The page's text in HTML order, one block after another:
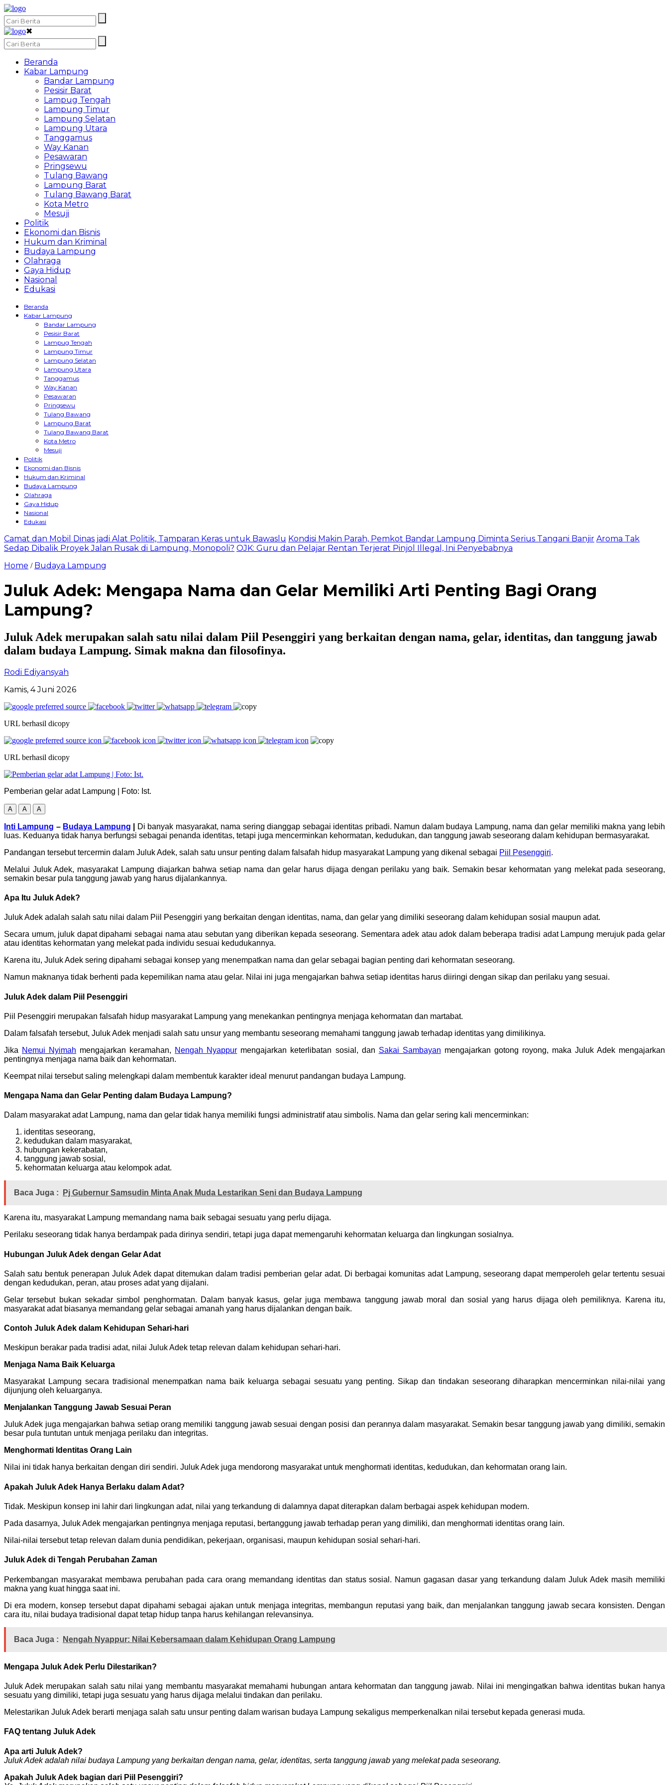
✖
Beranda
Kabar Lampung
Bandar Lampung
Pesisir Barat
Lampug Tengah
Lampung Timur
Lampung Selatan
Lampung Utara
Tanggamus
Way Kanan
Pesawaran
Pringsewu
Tulang Bawang
Lampung Barat
Tulang Bawang Barat
Kota Metro
Mesuji
Politik
Ekonomi dan Bisnis
Hukum dan Kriminal
Budaya Lampung
Olahraga
Gaya Hidup
Nasional
Edukasi
Beranda
Kabar Lampung
Bandar Lampung
Pesisir Barat
Lampug Tengah
Lampung Timur
Lampung Selatan
Lampung Utara
Tanggamus
Way Kanan
Pesawaran
Pringsewu
Tulang Bawang
Lampung Barat
Tulang Bawang Barat
Kota Metro
Mesuji
Politik
Ekonomi dan Bisnis
Hukum dan Kriminal
Budaya Lampung
Olahraga
Gaya Hidup
Nasional
Edukasi
Camat dan Mobil Dinas jadi Alat Politik, Tamparan Keras untuk Bawaslu Kondisi Makin Parah, Pemkot Bandar Lampung Diminta Serius Tangani Banjir Aroma Tak
Sedap Dibalik Proyek Jalan Rusak di Lampung, Monopoli? OJK: Guru dan Pelajar Rentan Terjerat Pinjol Illegal, Ini Penyebabnya
Home / Budaya Lampung
Juluk Adek: Mengapa Nama dan Gelar Memiliki Arti Penting Bagi Orang
Lampung?
Juluk Adek merupakan salah satu nilai dalam Piil Pesenggiri yang berkaitan dengan nama, gelar, identitas, dan tanggung jawab
dalam budaya Lampung. Simak makna dan filosofinya.
Rodi Ediyansyah
Kamis, 4 Juni 2026
URL berhasil dicopy
URL berhasil dicopy
Pemberian gelar adat Lampung | Foto: Ist.
A A A
Inti Lampung – Budaya Lampung
Di banyak masyarakat, nama sering dianggap sebagai identitas pribadi. Namun dalam budaya Lampung, nama dan gelar memiliki makna yang lebih
luas. Keduanya tidak hanya berfungsi sebagai penanda identitas, tetapi juga mencerminkan kehormatan, kedudukan, dan tanggung jawab seseorang dalam kehidupan bermasyarakat.
Pandangan tersebut tercermin dalam Juluk Adek, salah satu unsur penting dalam falsafah hidup masyarakat Lampung yang dikenal sebagai Piil Pesenggiri.
Melalui Juluk Adek, masyarakat Lampung diajarkan bahwa setiap nama dan gelar harus dijaga dengan perilaku yang baik. Semakin besar kehormatan yang melekat pada seseorang,
semakin besar pula tanggung jawab yang harus dijalankannya.
Apa Itu Juluk Adek?
Juluk Adek adalah salah satu nilai dalam Piil Pesenggiri yang berkaitan dengan identitas, nama, dan gelar yang dimiliki seseorang dalam kehidupan sosial maupun adat.
Secara umum, juluk dapat dipahami sebagai nama atau sebutan yang diberikan kepada seseorang. Sementara adek atau adok dalam beberapa tradisi adat Lampung merujuk pada gelar
atau identitas kehormatan yang melekat pada individu sesuai kedudukannya.
Karena itu, Juluk Adek sering dipahami sebagai konsep yang menempatkan nama dan gelar sebagai bagian penting dari kehormatan seseorang.
Namun maknanya tidak berhenti pada kepemilikan nama atau gelar. Nilai ini juga mengajarkan bahwa setiap identitas harus diiringi dengan sikap dan perilaku yang sesuai.
Juluk Adek dalam Piil Pesenggiri
Piil Pesenggiri merupakan falsafah hidup masyarakat Lampung yang menekankan pentingnya menjaga kehormatan dan martabat.
Dalam falsafah tersebut, Juluk Adek menjadi salah satu unsur yang membantu seseorang memahami tanggung jawab terhadap identitas yang dimilikinya.
Jika Nemui Nyimah mengajarkan keramahan, Nengah Nyappur mengajarkan keterlibatan sosial, dan Sakai Sambayan mengajarkan gotong royong, maka Juluk Adek mengajarkan
pentingnya menjaga nama baik dan kehormatan.
Keempat nilai tersebut saling melengkapi dalam membentuk karakter ideal menurut pandangan budaya Lampung.
Mengapa Nama dan Gelar Penting dalam Budaya Lampung?
Dalam masyarakat adat Lampung, nama dan gelar tidak hanya memiliki fungsi administratif atau simbolis. Nama dan gelar sering kali mencerminkan:
identitas seseorang,
kedudukan dalam masyarakat,
hubungan kekerabatan,
tanggung jawab sosial,
kehormatan keluarga atau kelompok adat.
Baca Juga : Pj Gubernur Samsudin Minta Anak Muda Lestarikan Seni dan Budaya Lampung
Karena itu, masyarakat Lampung memandang nama baik sebagai sesuatu yang perlu dijaga.
Perilaku seseorang tidak hanya berdampak pada dirinya sendiri, tetapi juga dapat memengaruhi kehormatan keluarga dan lingkungan sosialnya.
Hubungan Juluk Adek dengan Gelar Adat
Salah satu bentuk penerapan Juluk Adek dapat ditemukan dalam tradisi pemberian gelar adat. Di berbagai komunitas adat Lampung, seseorang dapat memperoleh gelar tertentu sesuai
dengan kedudukan, peran, atau proses adat yang dijalani.
Gelar tersebut bukan sekadar simbol penghormatan. Dalam banyak kasus, gelar juga membawa tanggung jawab moral dan sosial yang harus dijaga oleh pemiliknya. Karena itu,
masyarakat adat biasanya memandang gelar sebagai amanah yang harus dijalankan dengan baik.
Contoh Juluk Adek dalam Kehidupan Sehari-hari
Meskipun berakar pada tradisi adat, nilai Juluk Adek tetap relevan dalam kehidupan sehari-hari.
Menjaga Nama Baik Keluarga
Masyarakat Lampung secara tradisional menempatkan nama baik keluarga sebagai sesuatu yang penting. Sikap dan tindakan seseorang diharapkan mencerminkan nilai-nilai yang
dijunjung oleh keluarganya.
Menjalankan Tanggung Jawab Sesuai Peran
Juluk Adek juga mengajarkan bahwa setiap orang memiliki tanggung jawab sesuai dengan posisi dan perannya dalam masyarakat. Semakin besar tanggung jawab yang dimiliki, semakin
besar pula tuntutan untuk menjaga perilaku dan integritas.
Menghormati Identitas Orang Lain
Nilai ini tidak hanya berkaitan dengan diri sendiri. Juluk Adek juga mendorong masyarakat untuk menghormati identitas, kedudukan, dan kehormatan orang lain.
Apakah Juluk Adek Hanya Berlaku dalam Adat?
Tidak. Meskipun konsep ini lahir dari lingkungan adat, nilai yang terkandung di dalamnya dapat diterapkan dalam berbagai aspek kehidupan modern.
Pada dasarnya, Juluk Adek mengajarkan pentingnya menjaga reputasi, bertanggung jawab terhadap peran yang dimiliki, dan menghormati identitas orang lain.
Nilai-nilai tersebut tetap relevan dalam dunia pendidikan, pekerjaan, organisasi, maupun kehidupan sosial sehari-hari.
Juluk Adek di Tengah Perubahan Zaman
Perkembangan masyarakat membawa perubahan pada cara orang memandang identitas dan status sosial. Namun gagasan dasar yang terkandung dalam Juluk Adek masih memiliki
makna yang kuat hingga saat ini.
Di era modern, konsep tersebut dapat dipahami sebagai ajakan untuk menjaga integritas, membangun reputasi yang baik, dan menjalankan tanggung jawab secara konsisten. Dengan
cara itu, nilai budaya tradisional dapat tetap hidup tanpa harus kehilangan relevansinya.
Baca Juga : Nengah Nyappur: Nilai Kebersamaan dalam Kehidupan Orang Lampung
Mengapa Juluk Adek Perlu Dilestarikan?
Juluk Adek merupakan salah satu nilai yang membantu masyarakat memahami hubungan antara kehormatan dan tanggung jawab. Nilai ini mengingatkan bahwa identitas bukan hanya
sesuatu yang dimiliki, tetapi juga sesuatu yang harus dijaga melalui tindakan dan perilaku.
Melestarikan Juluk Adek berarti menjaga salah satu unsur penting dalam warisan budaya Lampung sekaligus memperkenalkan nilai tersebut kepada generasi muda.
FAQ tentang Juluk Adek
Apa arti Juluk Adek?
Juluk Adek adalah nilai budaya Lampung yang berkaitan dengan nama, gelar, identitas, serta tanggung jawab yang melekat pada seseorang.
Apakah Juluk Adek bagian dari Piil Pesenggiri?